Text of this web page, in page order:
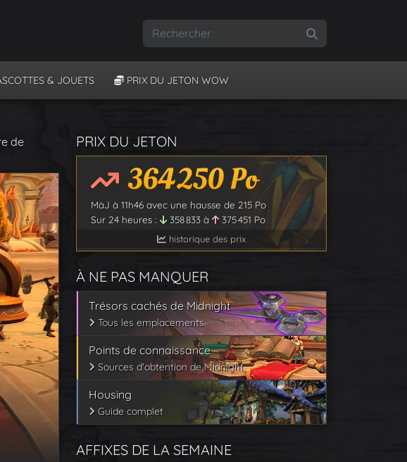
& JOUETS PRIX DU JETON WOW
de
PRIX DU JETON
364 250Po
MàJ à 11h46 avec une hausse de 215Po
Sur 24 heures :
358 833 à 375 451 Po
historique des prix
À NE PAS MANQUER
Trésors cachés de Midnight
Tous les emplacements
Points de connaissance
Sources d'obtention de Midnight
Housing
Guide complet
AFFIXES DE LA SEMAINE